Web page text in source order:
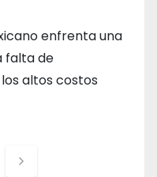
enfrenta una
falta de
altos costos